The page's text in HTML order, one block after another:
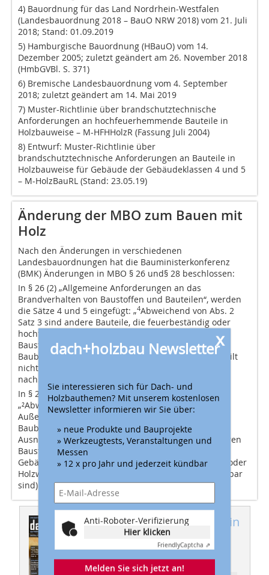
4) Bauordnung für das Land Nordrhein-Westfalen
(Landesbauordnung 2018 – BauO NRW 2018) vom 21. Juli
2018; Stand: 01.09.2019
5) Hamburgische Bauordnung (HBauO) vom 14.
Dezember 2005; zuletzt geändert am 26. November 2018
(HmbGVBl. S. 371)
6) Bremische Landesbauordnung vom 4. September
2018; zuletzt geändert am 14. Mai 2019
7) Muster-Richtlinie über brandschutztechnische
Anforderungen an hochfeuerhemmende Bauteile in
Holzbauweise – M-HFHHolzR (Fassung Juli 2004)
8) Entwurf: Muster-Richtlinie über
brandschutztechnische Anforderungen an Bauteile in
Holzbauweise für Gebäude der Gebäudeklassen 4 und 5
– M-HolzBauRL (Stand: 23.05.19)
Änderung der MBO zum Bauen mit
Holz
Nach den Änderungen in verschiedenen
Landesbauordnungen hat die Bauministerkonferenz
(BMK) Änderungen in MBO § 26 und§ 28 beschlossen:
In § 26 (2) „Allgemeine Anforderungen an das
Brandverhalten von Baustoffen und Bauteilen“, werden
die Sätze 4 und 5 eingefügt: „4Abweichend von Abs. 2
Satz 3 sind andere Bauteile, die feuerbeständig oder
hochfeuerhemmend sein müssen, aus brennbaren
Baustoffen zulässig, sofern sie den Technischen
Baubestimmungen nach § 85a entsprechen. Satz 4 gilt
nicht für Wände nach § 30 Abs. 3, Satz 7 und Wände
nach§ 35 Abs. 4 Satz 7 Nr. 7.“
In § 28 (5) „Außenwände“ wird der Satz 2 eingefügt:
„²Abweichend von Absatz 3 sind hinterlüftete
Außenwandbekleidungen, die den Technischen
Baubestimmungen nach § 85a entsprechen, mit
Ausnahme der Dämmstoffe, aus normalentflammbaren
Baustoffen zulässig.“ Dadurch wird in diesen
Gebäudeklassen der Einsatz von Fassaden aus Holz oder
Holzwerkstoffen (die üblicherweise normalentflammbar
sind) erleichtert.
Dieser Artikel erschien in
dach+holzbau
03/2020
x
dach+holzbau Newsletter
Sie interessieren sich für Dach- und
Holzbauthemen? Mit unserem kostenlosen
Newsletter informieren wir Sie über:
» neue Produkte und Bauprojekte
» Werkzeugtests, Veranstaltungen und
Messen
» 12 x pro Jahr und jederzeit kündbar
Anti-Roboter-Verifizierung
Hier klicken
FriendlyCaptcha ⇗
Melden Sie sich jetzt an!